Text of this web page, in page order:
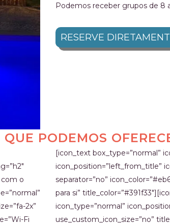
Podemos receber grupos de 8
RESERVE
PODEMOS
com o
2x”
Fi
[icon_text box_type=”normal”
icon_position=”left_from_title”
separator=”no”
para si”
icon_type=”normal”
use_custom_icon_size=”no”